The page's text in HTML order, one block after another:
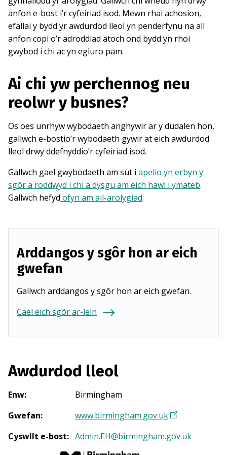
anfon e-bost i’r cyfeiriad isod. Mewn rhai achosion,
efallai y bydd yr awdurdod lleol yn penderfynu na all
anfon copi o’r adroddiad atoch ond bydd yn rhoi
gwybod i chi ac yn egluro pam.
Ai chi yw perchennog neu
reolwr y busnes?
Os oes unrhyw wybodaeth anghywir ar y dudalen hon,
gallwch e-bostio’r wybodaeth gywir at eich awdurdod
lleol drwy ddefnyddio’r cyfeiriad isod.
Gallwch gael gwybodaeth am sut i apelio yn erbyn y
sgôr a roddwyd i chi a dysgu am eich hawl i ymateb.
Gallwch hefyd ofyn am ail-arolygiad.
Arddangos y sgôr hon ar eich
gwefan
Gallwch arddangos y sgôr hon ar eich gwefan.
Cael eich sgôr ar-lein
Awdurdod lleol
Enw:
Birmingham
Gwefan: www.birmingham.gov.uk(
n
Cyswllt e-bost: Admin.EH@birmingham.gov.uk